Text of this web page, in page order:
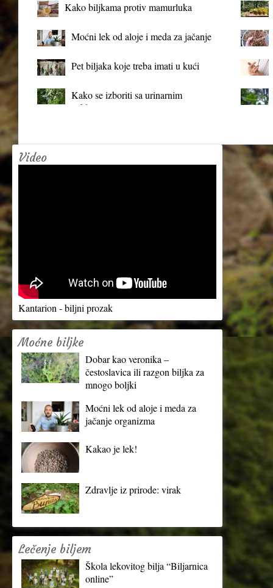
Kako biljkama protiv mamurluka
Moćni lek od aloje i meda za jačanje
Pet biljaka koje treba imati u kući
Kako se izboriti sa urinarnim
infekcijama?
Video
Kantarion - biljni prozak
Moćne biljke
Dobar kao veronika –
čestoslavica ili razgon biljka za
mnogo boljki
Moćni lek od aloje i meda za
jačanje organizma
Kakao je lek!
Zdravlje iz prirode: virak
Lečenje biljem
Škola lekovitog bilja “Biljarnica
online”